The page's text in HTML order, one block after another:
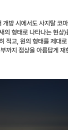
개방 시에서도 사지탈
의 형태로 나타나는 현상
적고, 원의 형태를 제대
까지 점상을 아름답게